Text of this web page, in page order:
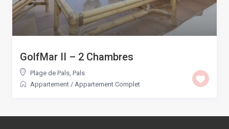
GolfMar II – 2 Chambres
Plage de Pals, Pals
Appartement / Appartement Complet